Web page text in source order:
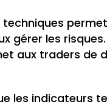
techniques
les
aux traders de
les indicateurs